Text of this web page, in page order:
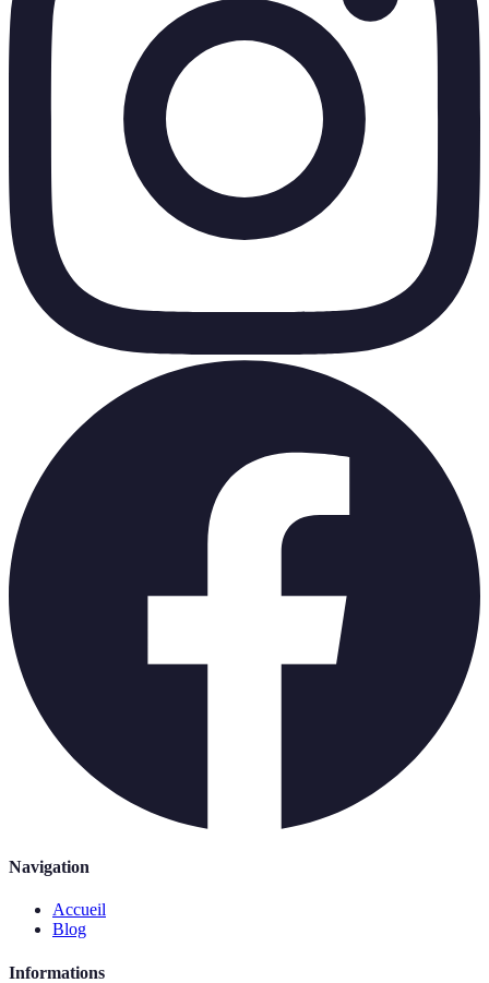
Navigation
Accueil
Blog
Informations